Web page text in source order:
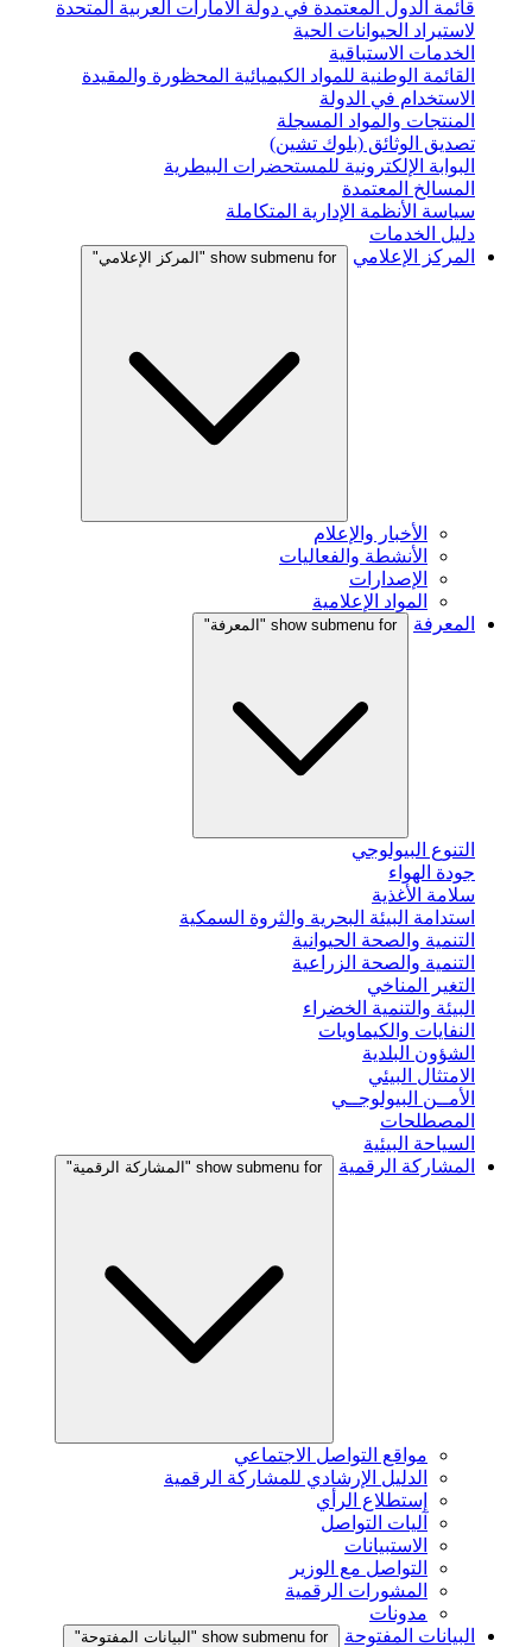
قائمة الدول المعتمدة في دولة الامارات العربية المتحدة
لاستيراد الحيوانات الحية
الخدمات الاستباقية
القائمة الوطنية للمواد الكيميائية المحظورة والمقيدة
الاستخدام في الدولة
المنتجات والمواد المسجلة
تصديق الوثائق (بلوك تشين)
البوابة الإلكترونية للمستحضرات البيطرية
المسالخ المعتمدة
سياسة الأنظمة الإدارية المتكاملة
دليل الخدمات
المركز الإعلامي
show submenu for "المركز الإعلامي"
الأخبار والإعلام
الأنشطة والفعاليات
الإصدارات
المواد الإعلامية
المعرفة
show submenu for "المعرفة"
التنوع البيولوجي
جودة الهواء
سلامة الأغذية
استدامة البيئة البحرية والثروة السمكية
التنمية والصحة الحيوانية
التنمية والصحة الزراعية
التغير المناخي
البيئة والتنمية الخضراء
النفايات والكيماويات
الشؤون البلدية
الامتثال البيئي
الأمــن البيولوجــي
المصطلحات
السياحة البيئية
المشاركة الرقمية
show submenu for "المشاركة الرقمية"
مواقع التواصل الاجتماعي
الدليل الإرشادي للمشاركة الرقمية
إستطلاع الرأي
آليات التواصل
الاستبيانات
التواصل مع الوزير
المشورات الرقمية
مدونات
البيانات المفتوحة
show submenu for "البيانات المفتوحة"